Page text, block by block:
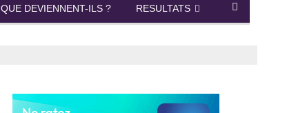
QUE DEVIENNENT-ILS ? RESULTATS